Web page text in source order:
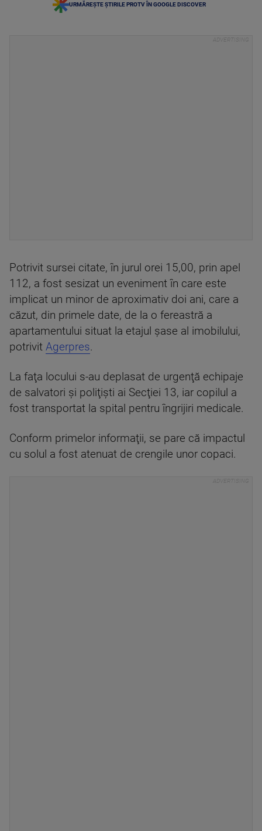
URMĂREȘTE ȘTIRILE PROTV ÎN GOOGLE DISCOVER
Potrivit sursei citate, în jurul orei 15,00, prin apel
112, a fost sesizat un eveniment în care este
implicat un minor de aproximativ doi ani, care a
căzut, din primele date, de la o fereastră a
apartamentului situat la etajul şase al imobilului,
potrivit Agerpres.
La faţa locului s-au deplasat de urgenţă echipaje
de salvatori şi poliţişti ai Secţiei 13, iar copilul a
fost transportat la spital pentru îngrijiri medicale.
Conform primelor informaţii, se pare că impactul
cu solul a fost atenuat de crengile unor copaci.